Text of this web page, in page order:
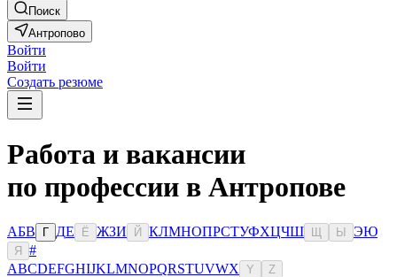
Поиск
Антропово
Войти
Войти
Создать резюме
Работа и вакансии
по профессии в Антропове
АБВ Г ДЕ Ё ЖЗИ Й КЛМНОПРСТУФХЦЧШ Ы ЭЮ
Я
#
ABCDEFGHIJKLMNOPQRSTUVWX Y Z